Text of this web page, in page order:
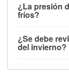
arranque.
la
derretida en
¿La presión
fríos?
alrededor de
temperatura.
¿Se debe
del invierno?